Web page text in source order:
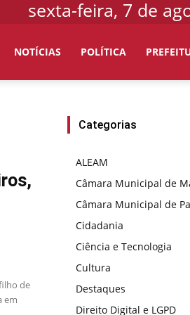
sexta-feira, 7 de
NOTÍCIAS POLÍTICA
de
em
Categorias
ALEAM
Câmara Municipal de
Câmara Municipal de
Cidadania
Ciência e Tecnologia
Cultura
Destaques
Direito Digital e LGPD